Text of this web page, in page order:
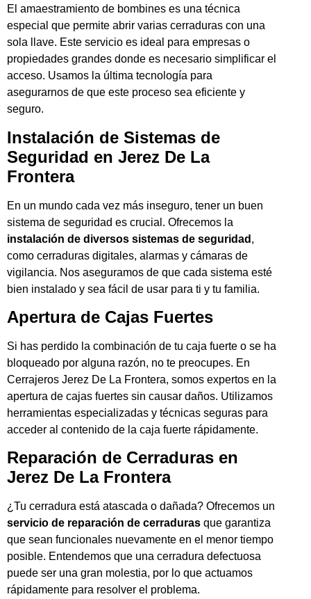
El amaestramiento de bombines es una técnica
especial que permite abrir varias cerraduras con una
sola llave. Este servicio es ideal para empresas o
propiedades grandes donde es necesario simplificar el
acceso. Usamos la última tecnología para
asegurarnos de que este proceso sea eficiente y
seguro.
Instalación de Sistemas de
Seguridad en Jerez De La
Frontera
En un mundo cada vez más inseguro, tener un buen
sistema de seguridad es crucial. Ofrecemos la
instalación de diversos sistemas de seguridad ,
como cerraduras digitales, alarmas y cámaras de
vigilancia. Nos aseguramos de que cada sistema esté
bien instalado y sea fácil de usar para ti y tu familia.
Apertura de Cajas Fuertes
Si has perdido la combinación de tu caja fuerte o se ha
bloqueado por alguna razón, no te preocupes. En
Cerrajeros Jerez De La Frontera, somos expertos en la
apertura de cajas fuertes sin causar daños. Utilizamos
herramientas especializadas y técnicas seguras para
acceder al contenido de la caja fuerte rápidamente.
Reparación de Cerraduras en
Jerez De La Frontera
¿Tu cerradura está atascada o dañada? Ofrecemos un
servicio de reparación de cerraduras que garantiza
que sean funcionales nuevamente en el menor tiempo
posible. Entendemos que una cerradura defectuosa
puede ser una gran molestia, por lo que actuamos
rápidamente para resolver el problema.